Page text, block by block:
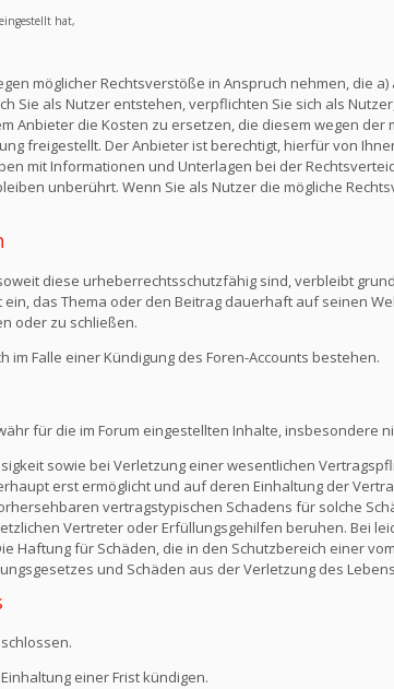
hat,
möglicher Rechtsverstöße in Anspruch nehmen, die
Sie als Nutzer entstehen, verpflichten Sie sich als
Anbieter die Kosten zu ersetzen, die diesem wegen
freigestellt. Der Anbieter ist berechtigt, hierfür von
mit Informationen und Unterlagen bei der
unberührt. Wenn Sie als Nutzer die mögliche
diese urheberrechtsschutzfähig sind, verbleibt
das Thema oder den Beitrag dauerhaft auf seinen
oder zu schließen.
Falle einer Kündigung des Foren-Accounts bestehen.
für die im Forum eingestellten Inhalte, insbesondere
sowie bei Verletzung einer wesentlichen
erst ermöglicht und auf deren Einhaltung der
vertragstypischen Schadens für solche
Vertreter oder Erfüllungsgehilfen beruhen. Bei
Haftung für Schäden, die in den Schutzbereich einer
und Schäden aus der Verletzung des
einer Frist kündigen.